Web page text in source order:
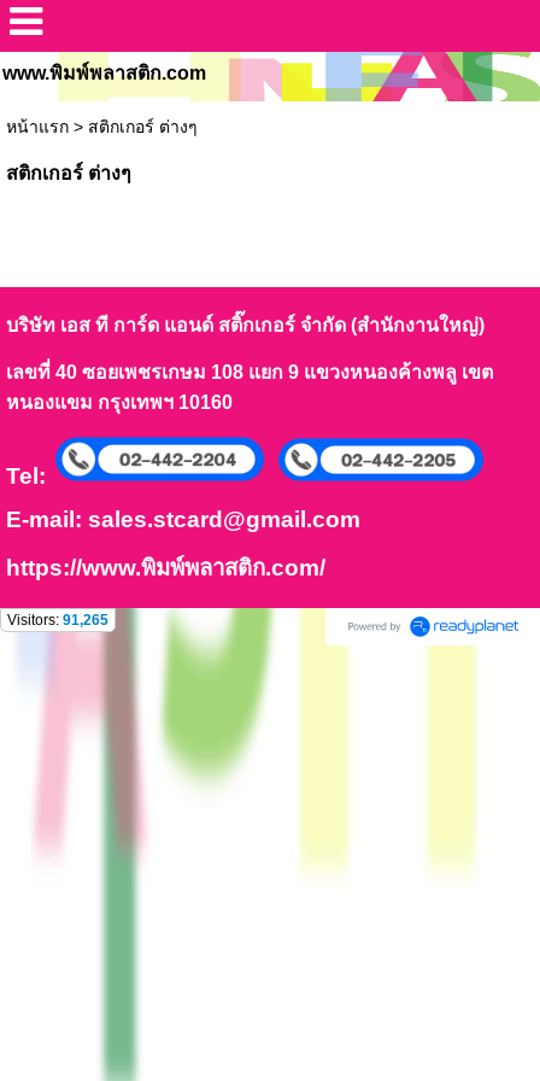
www.พิมพ์พลาสติก.com
หน้าแรก> สติกเกอร์ ต่างๆ
สติกเกอร์ ต่างๆ
บริษัท เอส ที การ์ด แอนด์ สติ๊กเกอร์ จำกัด (สำนักงานใหญ่)
เลขที่ 40 ซอยเพชรเกษม 108 แยก 9 แขวงหนองค้างพลู เขต
หนองแขม กรุงเทพฯ 10160
Tel:
E-mail: sales.stcard@gmail.com
https://www.พิมพ์พลาสติก.com/
Visitors: 91,265